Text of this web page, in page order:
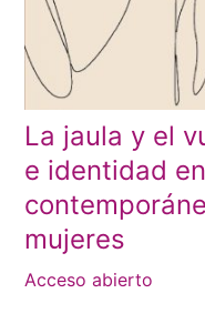
La jaula y el
e identidad
mujeres
Acceso abierto